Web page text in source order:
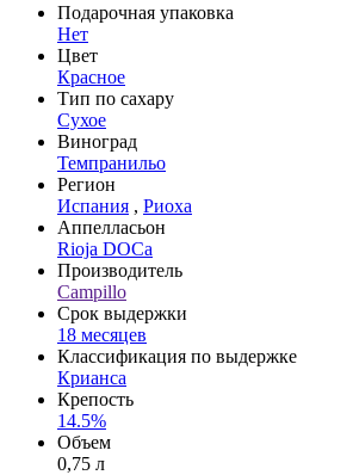
Подарочная упаковка
Нет
Цвет
Красное
Тип по сахару
Сухое
Виноград
Темпранильо
Регион
Испания , Риоха
Аппелласьон
Rioja DOCa
Производитель
Campillo
Срок выдержки
18 месяцев
Классификация по выдержке
Крианса
Крепость
14.5%
Объем
0,75 л